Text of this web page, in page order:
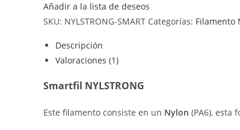
Añadir a la lista de deseos
SKU: NYLSTRONG-SMART Categorías: Filamento
Descripción
Valoraciones (1)
Smartfil NYLSTRONG
Este filamento consiste en un Nylon (PA6), esta